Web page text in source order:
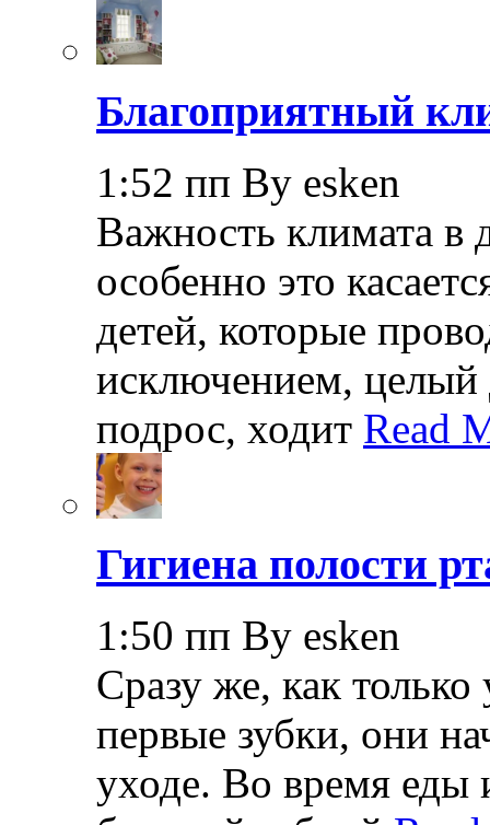
Благоприятный
1:52 пп By esken
Важность климата в
особенно это
детей, которые
исключением, целый
подрос, ходит Read
Гигиена полости
1:50 пп By esken
Сразу же, как
первые зубки, они
уходе. Во время еды